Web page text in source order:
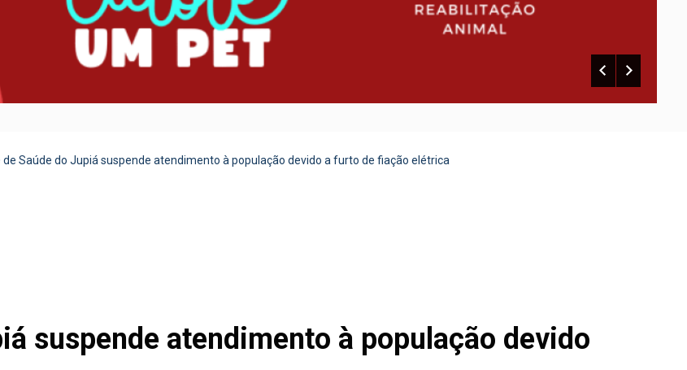
de Saúde do Jupiá suspende atendimento à população devido a furto de fiação elétrica
suspende atendimento à população devido